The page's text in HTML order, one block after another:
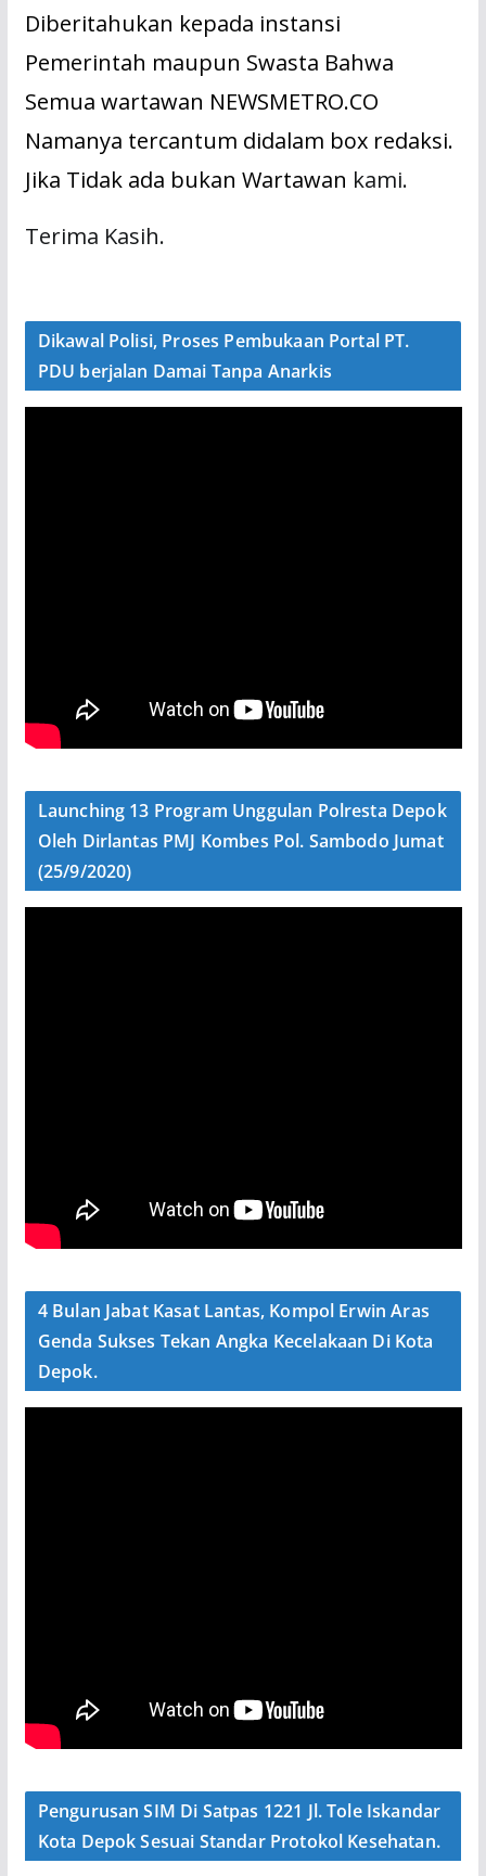
Diberitahukan kepada instansi
Pemerintah maupun Swasta Bahwa
Semua wartawan NEWSMETRO.CO
Namanya tercantum didalam box redaksi.
Jika Tidak ada bukan Wartawan kami.
Terima Kasih.
Dikawal Polisi, Proses Pembukaan Portal PT.
PDU berjalan Damai Tanpa Anarkis
Launching 13 Program Unggulan Polresta Depok
Oleh Dirlantas PMJ Kombes Pol. Sambodo Jumat
(25/9/2020)
4 Bulan Jabat Kasat Lantas, Kompol Erwin Aras
Genda Sukses Tekan Angka Kecelakaan Di Kota
Depok.
Pengurusan SIM Di Satpas 1221 Jl. Tole Iskandar
Kota Depok Sesuai Standar Protokol Kesehatan.